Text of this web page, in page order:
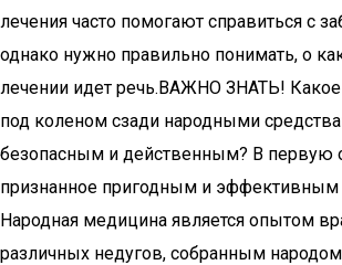
лечения часто помогают справиться с
однако нужно правильно понимать, о
лечении идет речь.ВАЖНО ЗНАТЬ!
под коленом сзади народными
безопасным и действенным? В первую
признанное пригодным и
Народная медицина является опытом
различных недугов, собранным